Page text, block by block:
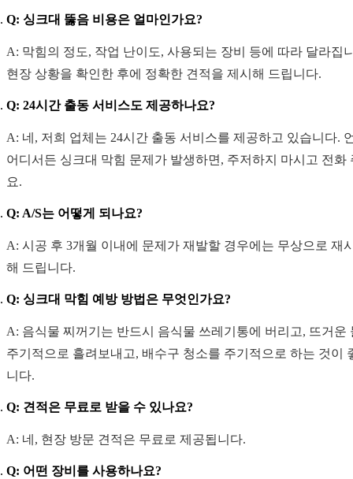
Q: 싱크대 뚫음 비용은 얼마인가요?
A: 막힘의 정도, 작업 난이도, 사용되는 장비 등에 따라 달라집
현장 상황을 확인한 후에 정확한 견적을 제시해 드립니다.
Q: 24시간 출동 서비스도 제공하나요?
A: 네, 저희 업체는 24시간 출동 서비스를 제공하고 있습니다.
어디서든 싱크대 막힘 문제가 발생하면, 주저하지 마시고 전화
요.
Q: A/S는 어떻게 되나요?
A: 시공 후 3개월 이내에 문제가 재발할 경우에는 무상으로 재
해 드립니다.
Q: 싱크대 막힘 예방 방법은 무엇인가요?
A: 음식물 찌꺼기는 반드시 음식물 쓰레기통에 버리고, 뜨거운
주기적으로 흘려보내고, 배수구 청소를 주기적으로 하는 것이
니다.
Q: 견적은 무료로 받을 수 있나요?
A: 네, 현장 방문 견적은 무료로 제공됩니다.
Q: 어떤 장비를 사용하나요?